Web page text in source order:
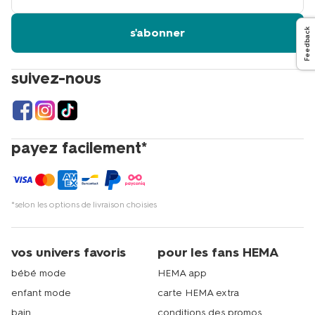
suivez-nous
payez facilement*
*selon les options de livraison choisies
s'abonner
vos univers favoris
bébé mode
enfant mode
bain
pour les fans HEMA
HEMA app
carte HEMA extra
conditions des promos
Feedback